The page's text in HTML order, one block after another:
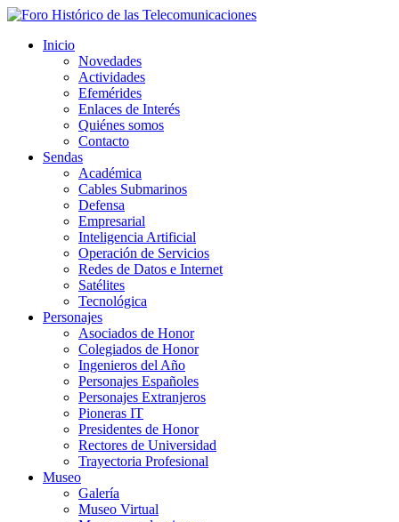
Inicio
Novedades
Actividades
Efemérides
Enlaces de Interés
Quiénes somos
Contacto
Sendas
Académica
Cables Submarinos
Defensa
Empresarial
Inteligencia Artificial
Operación de Servicios
Redes de Datos e Internet
Satélites
Tecnológica
Personajes
Asociados de Honor
Colegiados de Honor
Ingenieros del Año
Personajes Españoles
Personajes Extranjeros
Pioneras IT
Presidentes de Honor
Rectores de Universidad
Trayectoria Profesional
Museo
Galería
Museo Virtual